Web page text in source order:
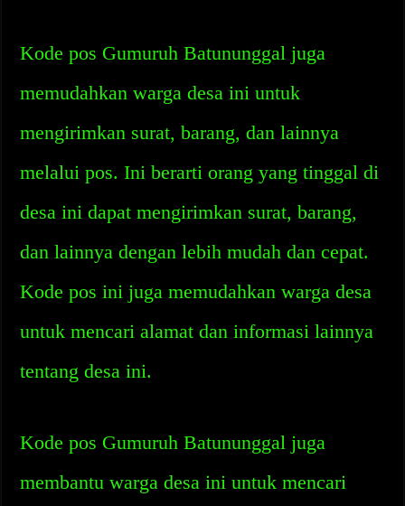
Kode pos Gumuruh Batununggal juga
memudahkan warga desa ini untuk
mengirimkan surat, barang, dan lainnya
melalui pos. Ini berarti orang yang tinggal di
desa ini dapat mengirimkan surat, barang,
dan lainnya dengan lebih mudah dan cepat.
Kode pos ini juga memudahkan warga desa
untuk mencari alamat dan informasi lainnya
tentang desa ini.
Kode pos Gumuruh Batununggal juga
membantu warga desa ini untuk mencari